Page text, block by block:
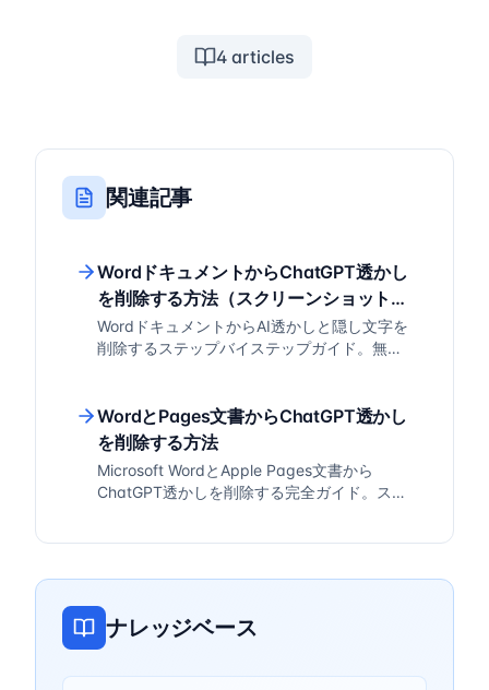
4 articles
関連記事
WordドキュメントからChatGPT透かし
を削除する方法（スクリーンショット付
き）
WordドキュメントからAI透かしと隠し文字を
削除するステップバイステップガイド。無料
シューティングする方法を解説。
WordとPages文書からChatGPT透かし
を削除する方法
Microsoft WordとApple Pages文書から
ChatGPT透かしを削除する完全ガイド。スク
ナレッジベース